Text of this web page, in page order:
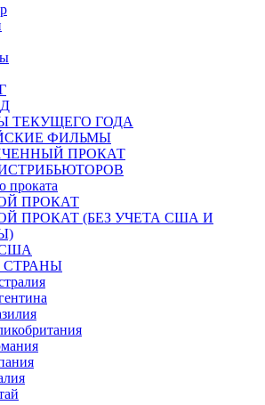
ТЕКУЩЕГО ГОДА
ФИЛЬМЫ
ПРОКАТ
проката
ПРОКАТ
ПРОКАТ (БЕЗ УЧЕТА США И
СТРАНЫ